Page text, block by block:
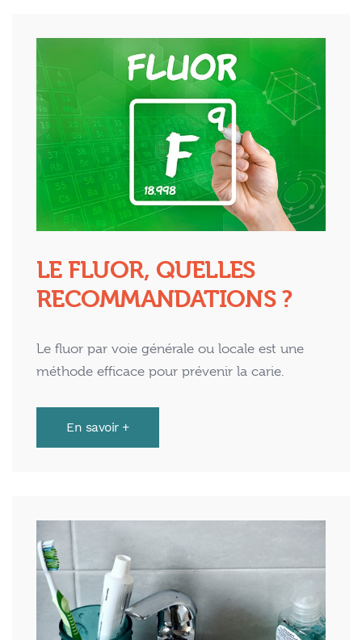
LE FLUOR, QUELLES
RECOMMANDATIONS ?
Le fluor par voie générale ou locale est une
méthode efficace pour prévenir la carie.
En savoir +